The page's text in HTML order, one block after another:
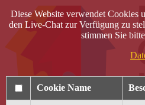
Diese Website verwendet
den Live-Chat zur Verfügung zu
stimmen Sie
Cookie Name